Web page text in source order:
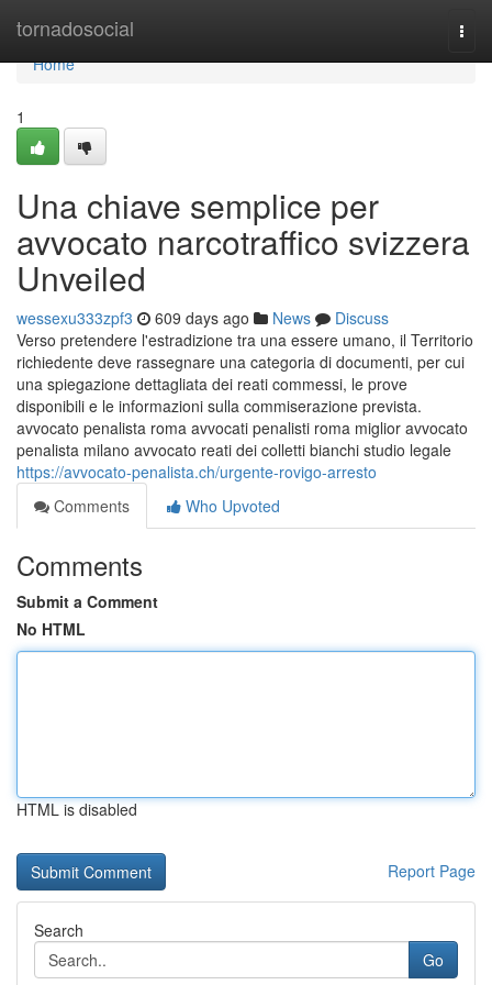
tornadosocial
Home
Home
1
Una chiave semplice per
avvocato narcotraffico svizzera
Unveiled
wessexu333zpf3 609 days ago News
Discuss
Verso pretendere l'estradizione tra una essere umano, il Territorio
richiedente deve rassegnare una categoria di documenti, per cui
una spiegazione dettagliata dei reati commessi, le prove
disponibili e le informazioni sulla commiserazione prevista.
avvocato penalista roma avvocati penalisti roma miglior avvocato
penalista milano avvocato reati dei colletti bianchi studio legale
https://avvocato-penalista.ch/urgente-rovigo-arresto
Comments
Who Upvoted
Comments
Submit a Comment
No HTML
HTML is disabled
Report Page
Search
Go